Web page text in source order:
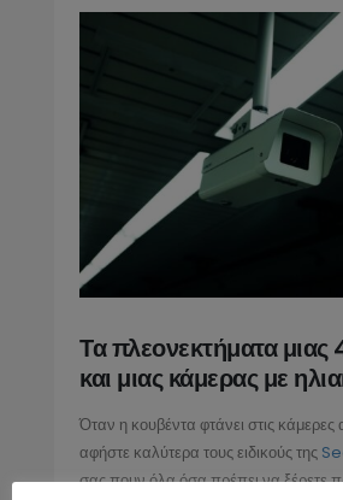
Τα πλεονεκτήματα μιας
και μιας κάμερας με
Όταν η κουβέντα φτάνει στις κάμερες
αφήστε καλύτερα τους ειδικούς της
σας πουν όλα όσα πρέπει να ξέρετε